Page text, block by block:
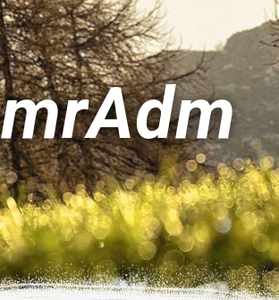
mrAdm